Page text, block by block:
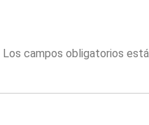
Los campos obligatorios